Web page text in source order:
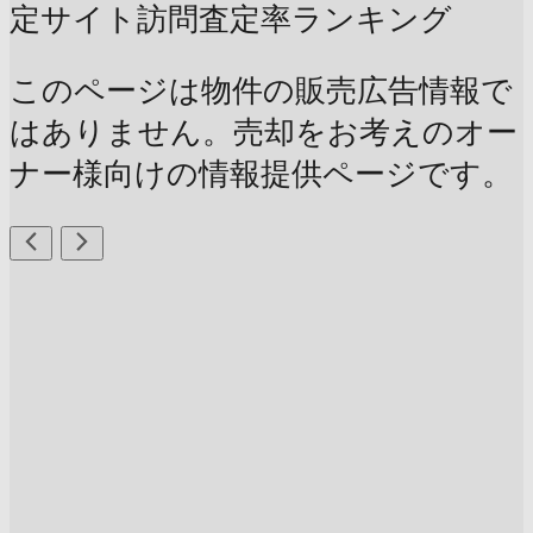
定サイト訪問査定率ランキング
このページは物件の販売広告情報で
はありません。売却をお考えのオー
ナー様向けの情報提供ページです。